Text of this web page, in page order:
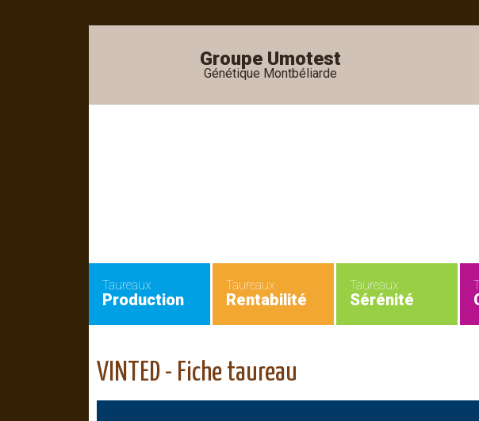
Groupe Umotest
Génétique Montbéliarde
Taureaux
Production
Taureaux
Rentabilité
Taureaux
Sérénité
VINTED - Fiche taureau